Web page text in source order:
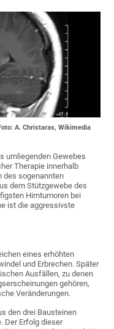
A. Christaras, Wikimedia
umliegenden Gewebes
Therapie innerhalb
des sogenannten
dem Stützgewebe des
Hirntumoren bei
ist die aggressivste
eines erhöhten
und Erbrechen. Später
Ausfällen, zu denen
gehören,
Veränderungen.
den drei Bausteinen
Der Erfolg dieser